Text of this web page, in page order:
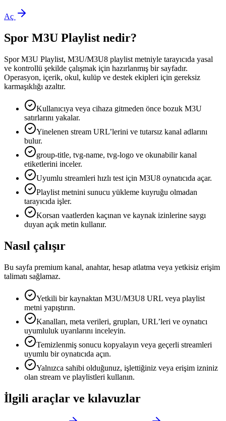
Aç
Spor M3U Playlist nedir?
Spor M3U Playlist, M3U/M3U8 playlist metniyle tarayıcıda yasal
ve kontrollü şekilde çalışmak için hazırlanmış bir sayfadır.
Operasyon, içerik, okul, kulüp ve destek ekipleri için gereksiz
karmaşıklığı azaltır.
Kullanıcıya veya cihaza gitmeden önce bozuk M3U
satırlarını yakalar.
Yinelenen stream URL’lerini ve tutarsız kanal adlarını
bulur.
group-title, tvg-name, tvg-logo ve okunabilir kanal
etiketlerini inceler.
Uyumlu streamleri hızlı test için M3U8 oynatıcıda açar.
Playlist metnini sunucu yükleme kuyruğu olmadan
tarayıcıda işler.
Korsan vaatlerden kaçınan ve kaynak izinlerine saygı
duyan açık metin kullanır.
Nasıl çalışır
Bu sayfa premium kanal, anahtar, hesap atlatma veya yetkisiz erişim
talimatı sağlamaz.
Yetkili bir kaynaktan M3U/M3U8 URL veya playlist
metni yapıştırın.
Kanalları, meta verileri, grupları, URL’leri ve oynatıcı
uyumluluk uyarılarını inceleyin.
Temizlenmiş sonucu kopyalayın veya geçerli streamleri
uyumlu bir oynatıcıda açın.
Yalnızca sahibi olduğunuz, işlettiğiniz veya erişim izniniz
olan stream ve playlistleri kullanın.
İlgili araçlar ve kılavuzlar